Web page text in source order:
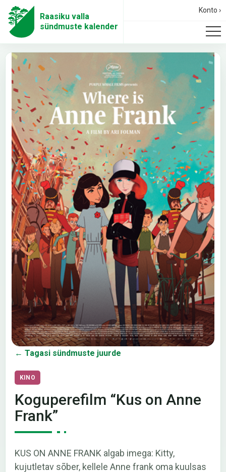
Raasiku valla
sündmuste kalender
Konto ›
← Tagasi sündmuste juurde
KINO
Koguperefilm “Kus on Anne
Frank”
KUS ON ANNE FRANK algab imega: Kitty,
kujutletav sõber, kellele Anne frank oma kuulsas